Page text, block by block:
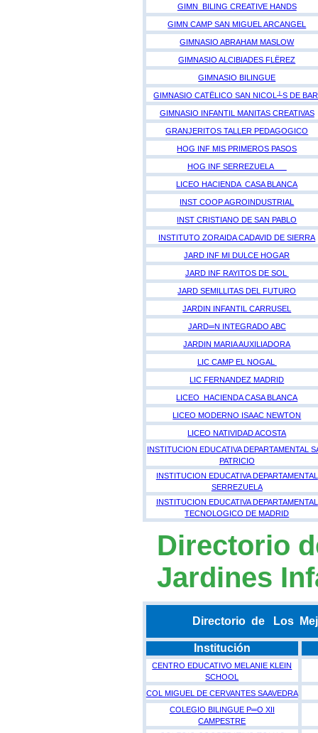
GIMN BILING CREATIVE HANDS
GIMN CAMP SAN MIGUEL ARCANGEL
GIMNASIO ABRAHAM MASLOW
GIMNASIO ALCIBIADES FLËREZ
GIMNASIO BILINGUE
GIMNASIO CATËLICO SAN NICOL┴S DE
GIMNASIO INFANTIL MANITAS CREATIVAS
GRANJERITOS TALLER PEDAGOGICO
HOG INF MIS PRIMEROS PASOS
HOG INF SERREZUELA
LICEO HACIENDA CASA BLANCA
INST COOP AGROINDUSTRIAL
INST CRISTIANO DE SAN PABLO
INSTITUTO ZORAIDA CADAVID DE SIERRA
JARD INF MI DULCE HOGAR
JARD INF RAYITOS DE SOL
JARD SEMILLITAS DEL FUTURO
JARDIN INFANTIL CARRUSEL
JARD═N INTEGRADO ABC
JARDIN MARIA AUXILIADORA
LIC CAMP EL NOGAL
LIC FERNANDEZ MADRID
LICEO HACIENDA CASA BLANCA
LICEO MODERNO ISAAC NEWTON
LICEO NATIVIDAD ACOSTA
INSTITUCION EDUCATIVA DEPARTAMENTAL
PATRICIO
INSTITUCION EDUCATIVA DEPARTAMENTAL
SERREZUELA
INSTITUCION EDUCATIVA DEPARTAMENTAL
TECNOLOGICO DE MADRID
Directorio
Jardines
Directorio de Los
Institución
CENTRO EDUCATIVO MELANIE KLEIN
SCHOOL
COL MIGUEL DE CERVANTES SAAVEDRA
COLEGIO BILINGUE P═O XII
CAMPESTRE